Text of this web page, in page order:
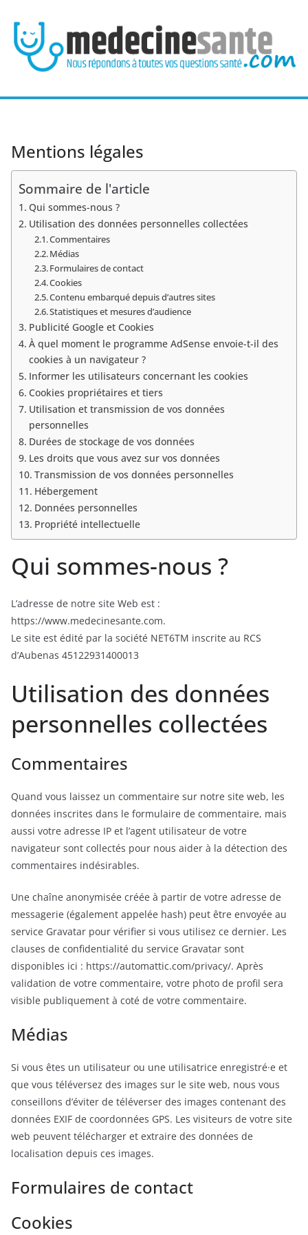
contenu
Mentions légales
Sommaire de l'article
Qui sommes-nous ?
Utilisation des données personnelles collectées
Commentaires
Médias
Formulaires de contact
Cookies
Contenu embarqué depuis d’autres sites
Statistiques et mesures d’audience
Publicité Google et Cookies
À quel moment le programme AdSense envoie-t-il des
cookies à un navigateur ?
Informer les utilisateurs concernant les cookies
Cookies propriétaires et tiers
Utilisation et transmission de vos données
personnelles
Durées de stockage de vos données
Les droits que vous avez sur vos données
Transmission de vos données personnelles
Hébergement
Données personnelles
Propriété intellectuelle
Qui sommes-nous ?
L’adresse de notre site Web est :
https://www.medecinesante.com.
Le site est édité par la société NET6TM inscrite au RCS
d’Aubenas 45122931400013
Utilisation des données
personnelles collectées
Commentaires
Quand vous laissez un commentaire sur notre site web, les
données inscrites dans le formulaire de commentaire, mais
aussi votre adresse IP et l’agent utilisateur de votre
navigateur sont collectés pour nous aider à la détection des
commentaires indésirables.
Une chaîne anonymisée créée à partir de votre adresse de
messagerie (également appelée hash) peut être envoyée au
service Gravatar pour vérifier si vous utilisez ce dernier. Les
clauses de confidentialité du service Gravatar sont
disponibles ici : https://automattic.com/privacy/. Après
validation de votre commentaire, votre photo de profil sera
visible publiquement à coté de votre commentaire.
Médias
Si vous êtes un utilisateur ou une utilisatrice enregistré·e et
que vous téléversez des images sur le site web, nous vous
conseillons d’éviter de téléverser des images contenant des
données EXIF de coordonnées GPS. Les visiteurs de votre site
web peuvent télécharger et extraire des données de
localisation depuis ces images.
Formulaires de contact
Cookies